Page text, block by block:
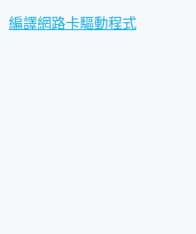
編譯網路卡驅動程式